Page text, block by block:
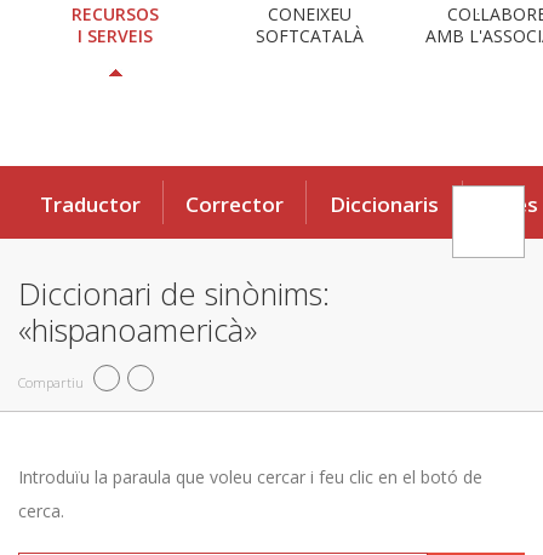
RECURSOS
I SERVEIS
CONEIXEU
SOFTCATALÀ
AMB
Traductor Corrector Diccionaris Eines
Diccionari de sinònims:
«hispanoamericà»
Compartiu
Introduïu la paraula que voleu cercar i feu clic en el botó de
cerca.